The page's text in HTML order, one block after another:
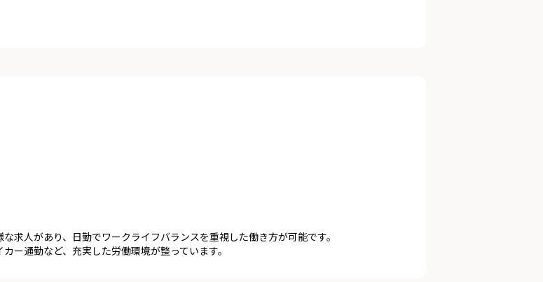
求人があり、日勤でワークライフバランスを重視した働き方が可能です。
ー通勤など、充実した労働環境が整っています。